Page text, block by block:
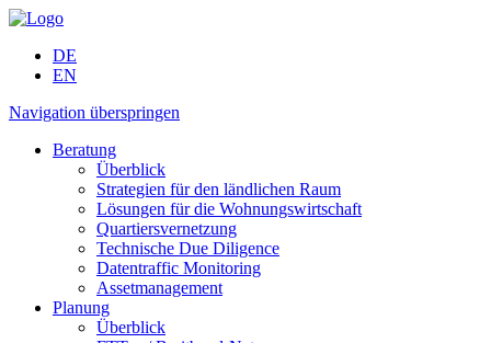
DE
EN
Navigation überspringen
Beratung
Überblick
Strategien für den ländlichen Raum
Lösungen für die Wohnungs­wirtschaft
Quartiers­vernetzung
Technische Due Diligence
Datentraffic Monitoring
Assetmanagement
Planung
Überblick